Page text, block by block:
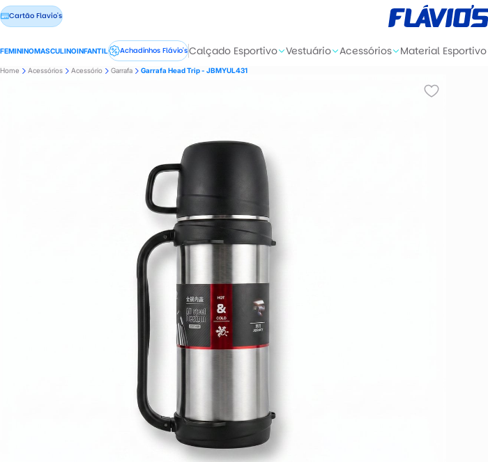
Cartão Flavio's
FEMININOMASCULINOINFANTIL Achadinhos Flávio'sCalçado Esportivo Vestuário Acessórios Material Esportivo
Home Acessórios Acessório Garrafa Garrafa Head Trip - JBMYUL431